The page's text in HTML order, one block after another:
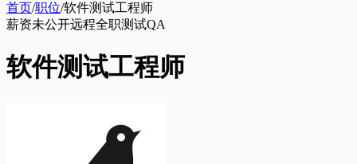
首页/职位/软件测试工程师
薪资未公开远程全职测试QA
软件测试工程师